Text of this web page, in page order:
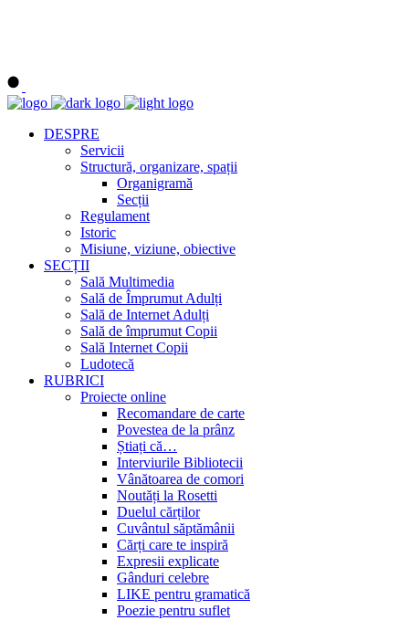
DESPRE
Servicii
Structură, organizare, spații
Organigramă
Secții
Regulament
Istoric
Misiune, viziune, obiective
SECȚII
Sală Multimedia
Sală de Împrumut Adulți
Sală de Internet Adulți
Sală de împrumut Copii
Sală Internet Copii
Ludotecă
RUBRICI
Proiecte online
Recomandare de carte
Povestea de la prânz
Știați că…
Interviurile Bibliotecii
Vânătoarea de comori
Noutăți la Rosetti
Duelul cărților
Cuvântul săptămânii
Cărți care te inspiră
Expresii explicate
Gânduri celebre
LIKE pentru gramatică
Poezie pentru suflet